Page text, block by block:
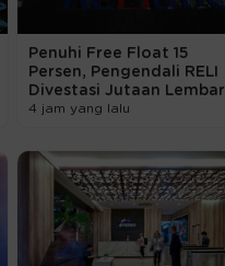
Penuhi Free Float 15
Persen, Pengendali RELI
Divestasi Jutaan Lembar
4 jam yang lalu